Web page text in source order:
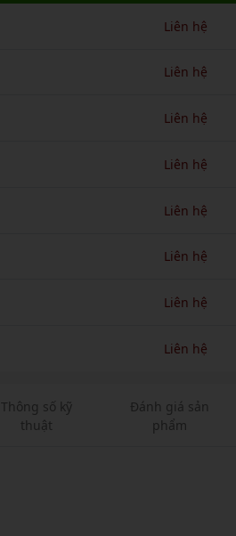
Liên hệ
Liên hệ
Liên hệ
Liên hệ
Liên hệ
Liên hệ
Liên hệ
Liên hệ
Thông số kỹ
thuật
Đánh giá sản
phẩm